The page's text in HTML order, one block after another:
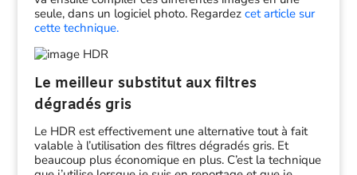
seule, dans un logiciel photo. Regardez cet article sur
cette technique.
Le meilleur substitut aux filtres
dégradés gris
Le HDR est effectivement une alternative tout à fait
valable à l’utilisation des filtres dégradés gris. Et
beaucoup plus économique en plus. C’est la technique